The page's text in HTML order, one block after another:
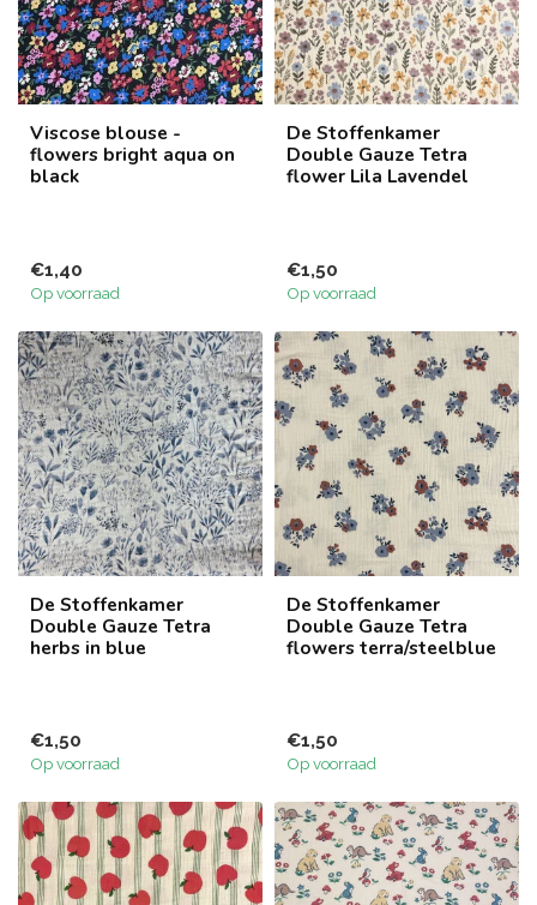
Viscose blouse -
flowers bright aqua on
black
€1,40
Op voorraad
De Stoffenkamer
Double Gauze Tetra
flower Lila Lavendel
€1,50
Op voorraad
De Stoffenkamer
Double Gauze Tetra
herbs in blue
€1,50
Op voorraad
De Stoffenkamer
Double Gauze Tetra
flowers terra/steelblue
€1,50
Op voorraad